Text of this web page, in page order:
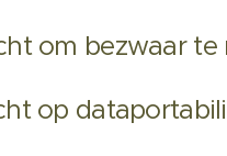
om bezwaar
op